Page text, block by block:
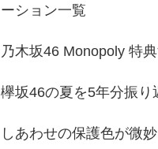
ーション一覧
乃木坂46 Monopoly 特
欅坂46の夏を5年分振り
しあわせの保護色が微